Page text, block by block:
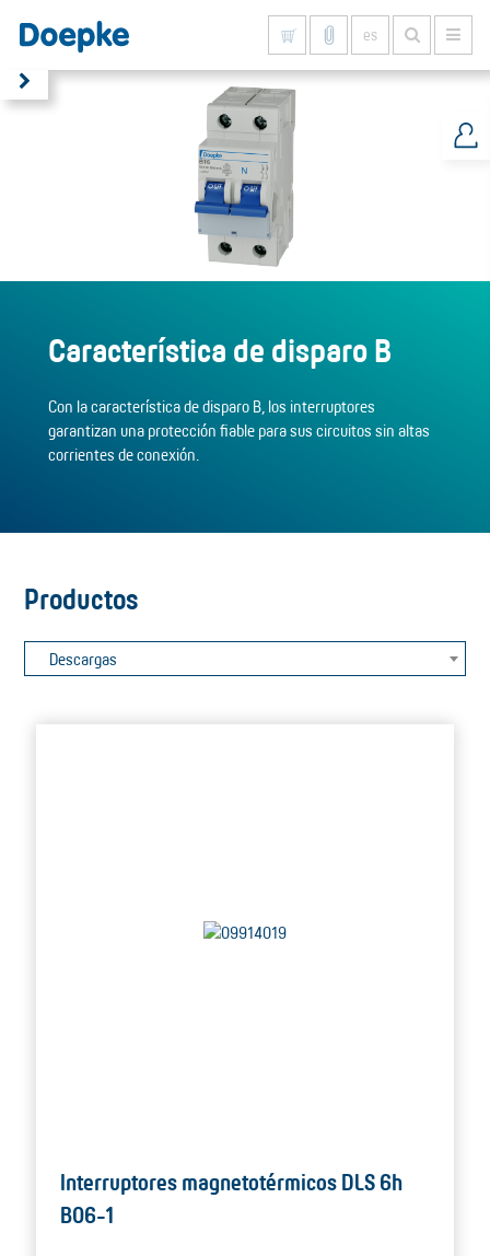
es
Característica de disparo B
Con la característica de disparo B, los interruptores
garantizan una protección fiable para sus circuitos sin altas
corrientes de conexión.
Productos
Descargas
Interruptores magnetotérmicos DLS 6h
B06-1